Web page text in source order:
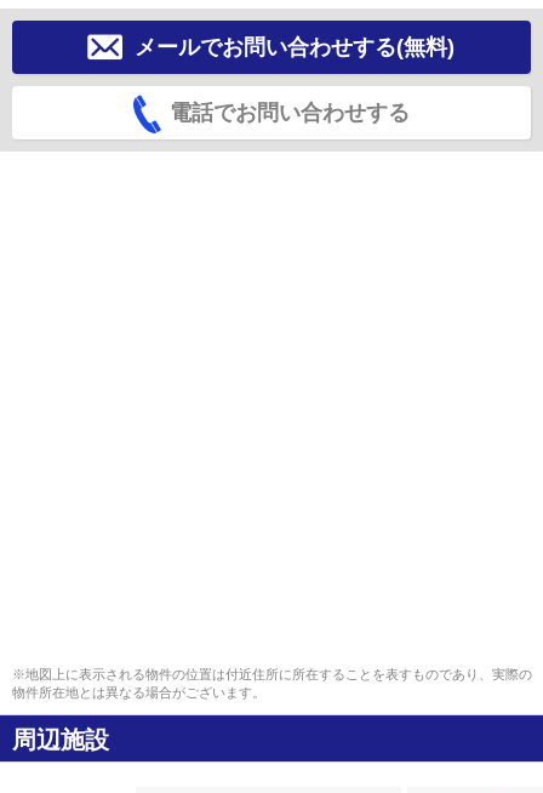
メールでお問い合わせする(無料)
電話でお問い合わせする
※地図上に表示される物件の位置は付近住所に所在することを表すものであり、実際の
物件所在地とは異なる場合がございます。
周辺施設